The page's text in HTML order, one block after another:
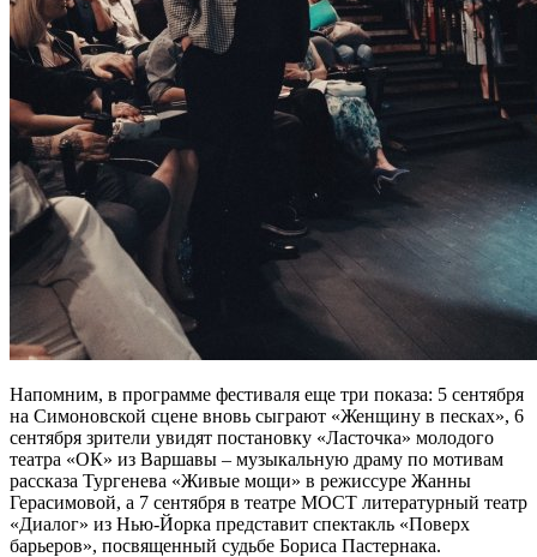
Напомним, в программе фестиваля еще три показа: 5 сентября
на Симоновской сцене вновь сыграют «Женщину в песках», 6
сентября зрители увидят постановку «Ласточка» молодого
театра «ОК» из Варшавы – музыкальную драму по мотивам
рассказа Тургенева «Живые мощи» в режиссуре Жанны
Герасимовой, а 7 сентября в театре МОСТ литературный театр
«Диалог» из Нью-Йорка представит спектакль «Поверх
барьеров», посвященный судьбе Бориса Пастернака.